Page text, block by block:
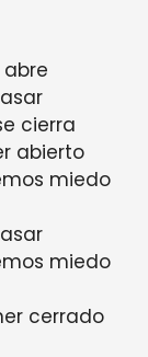
cierra
abierto
miedo
miedo
cerrado